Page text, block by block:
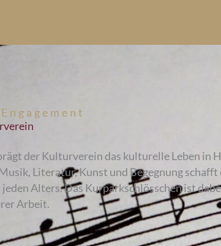
der Kulturverein das kulturelle Leben in
Literatur, Kunst und Begegnung
Alters. Das Kurparkschlösschen ist
Arbeit.